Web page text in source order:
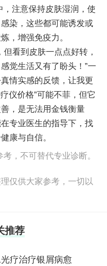
注意保持皮肤湿润，使
染，这些都可能诱发或
，增强免疫力。
看到皮肤一点点好转，
觉生活又有了盼头！”一
情实感的反馈，让我更
仪价格”可能不菲，但它
，是无法用金钱衡量
专业医生的指导下，找
康与自信。
，不可替代专业诊断。
仅供大家参考，一切以
推荐
疗治疗银屑病愈